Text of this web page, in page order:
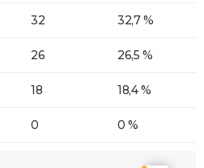
32 32,7 %
26 26,5 %
18 18,4 %
0 0 %